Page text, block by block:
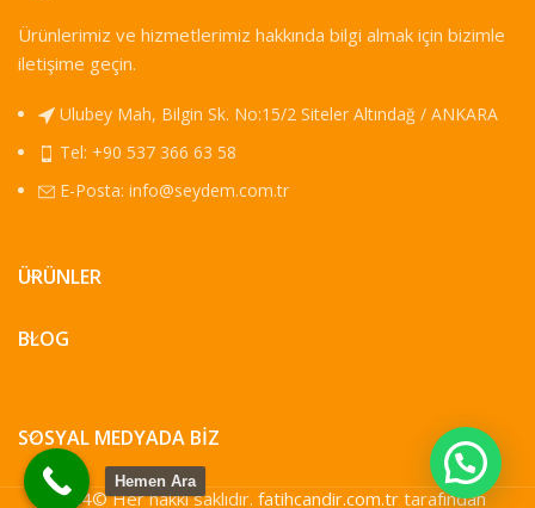
Ürünlerimiz ve hizmetlerimiz hakkında bilgi almak için bizimle
iletişime geçin.
Ulubey Mah, Bilgin Sk. No:15/2 Siteler Altındağ / ANKARA
Tel: +90 537 366 63 58
E-Posta: info@seydem.com.tr
ÜRÜNLER
BLOG
SOSYAL MEDYADA BIZ
2024© Her hakkı saklıdır. fatihcandir.com.tr tarafından
Hemen Ara